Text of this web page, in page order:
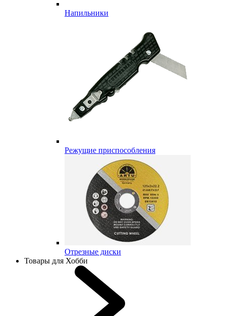
Напильники
Режущие приспособления
Отрезные диски
Товары для Хобби